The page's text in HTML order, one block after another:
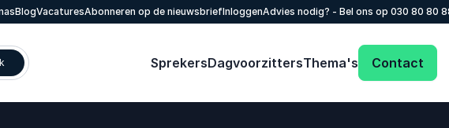
BlogVacaturesAbonneren op de nieuwsbriefInloggenAdvies nodig? - Bel ons op 030 80 80
SprekersDagvoorzittersThema's Contact